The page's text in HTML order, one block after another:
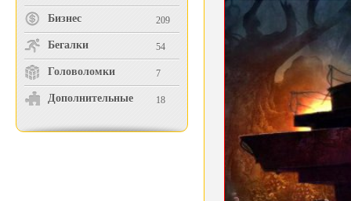
Бизнес 209
Бегалки 54
Головоломки 7
Дополнительные 18